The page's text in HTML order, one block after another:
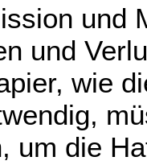
und
und
wie
um die